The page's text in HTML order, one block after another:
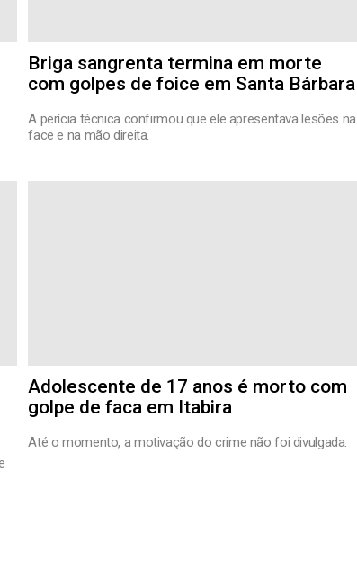
Briga sangrenta termina em morte
com golpes de foice em Santa Bárbara
A perícia técnica confirmou que ele apresentava lesões na
face e na mão direita.
Adolescente de 17 anos é morto com
golpe de faca em Itabira
Até o momento, a motivação do crime não foi divulgada.